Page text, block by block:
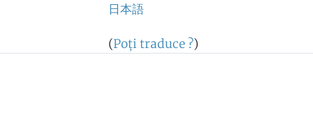
日本語
(Poţi traduce ?)